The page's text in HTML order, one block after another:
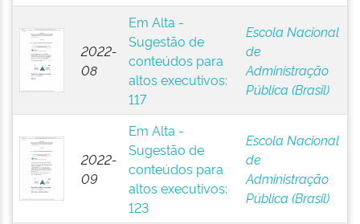
2022-
08
Em Alta -
Sugestão de
conteúdos para
altos executivos:
117
Escola Nacional
de
Administração
Pública (Brasil)
2022-
09
Em Alta -
Sugestão de
conteúdos para
altos executivos:
123
Escola Nacional
de
Administração
Pública (Brasil)